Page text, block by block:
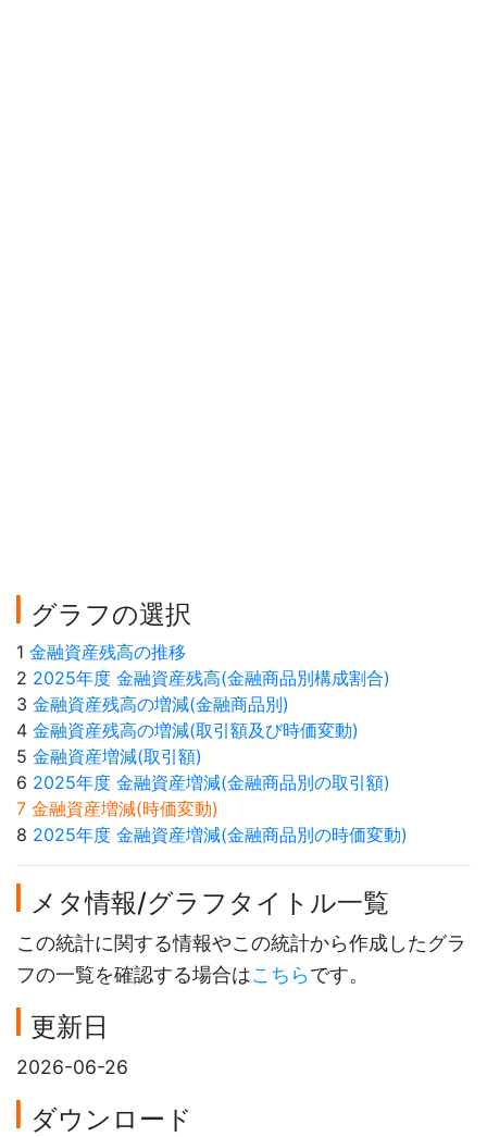
グラフの選択
1 金融資産残高の推移
2 2025年度 金融資産残高(金融商品別構成割合)
3 金融資産残高の増減(金融商品別)
4 金融資産残高の増減(取引額及び時価変動)
5 金融資産増減(取引額)
6 2025年度 金融資産増減(金融商品別の取引額)
7 金融資産増減(時価変動)
8 2025年度 金融資産増減(金融商品別の時価変動)
メタ情報/グラフタイトル一覧
この統計に関する情報やこの統計から作成したグラ
フの一覧を確認する場合はこちらです。
更新日
2026-06-26
ダウンロード